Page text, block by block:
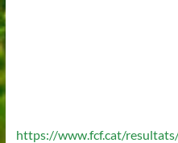
https://www.fcf.cat/